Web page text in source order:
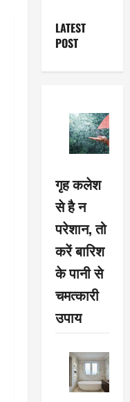
LATEST
POST
गृह कलेश
से है न
परेशान, तो
करें बारिश
के पानी से
चमत्कारी
उपाय